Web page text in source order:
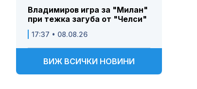
Владимиров игра за "Милан"
при тежка загуба от "Челси"
17:37 • 08.08.26
ВИЖ ВСИЧКИ НОВИНИ